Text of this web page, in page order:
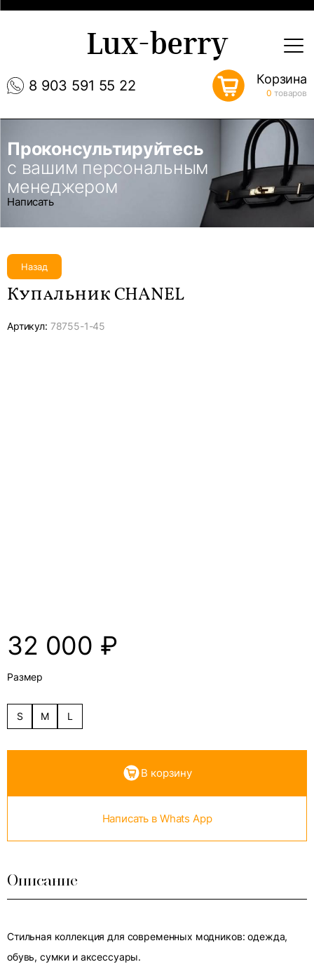
8 903 591 55 22
Lux-berry
Корзина
0 товаров
Проконсультируйтесь
с вашим персональным
менеджером
Написать
Назад
Купальник CHANEL
Артикул: 78755-1-45
32 000 ₽
Размер
S M L
В корзину
Написать в Whats App
Описание
Стильная коллекция для современных модников: одежда,
обувь, сумки и аксессуары.